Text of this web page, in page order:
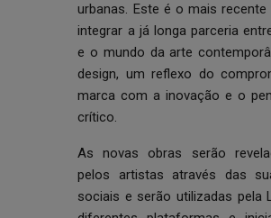
urbanas. Este é o mais
integrar a já longa parceria
e o mundo da arte
design, um reflexo do
marca com a inovação e o
crítico.
As novas obras serão
pelos artistas através das
sociais e serão utilizadas pela